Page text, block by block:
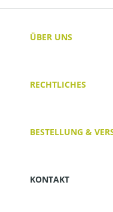
ÜBER UNS
RECHTLICHES
BESTELLUNG &
KONTAKT